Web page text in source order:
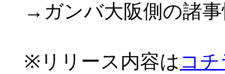
→ガンバ大阪側の諸
※リリース内容は コ